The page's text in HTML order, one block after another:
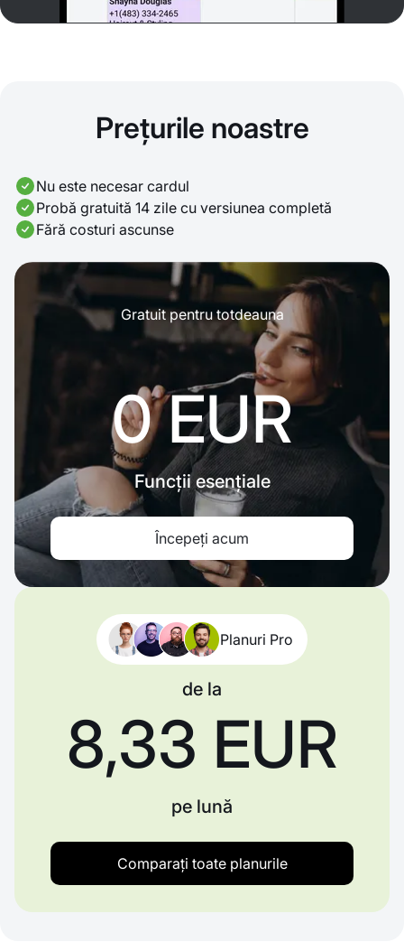
Prețurile noastre
Nu este necesar cardul
Probă gratuită 14 zile cu versiunea completă
Fără costuri ascunse
Gratuit pentru totdeauna
0 EUR
Funcții esențiale
Începeți acum
Planuri Pro
de la
8,33 EUR
pe lună
Comparați toate planurile